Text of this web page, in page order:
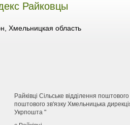
Райковцы
Хмельницкая область
Райківці Сільське відділення
поштового зв'язку Хмельницька
Укрпошта "